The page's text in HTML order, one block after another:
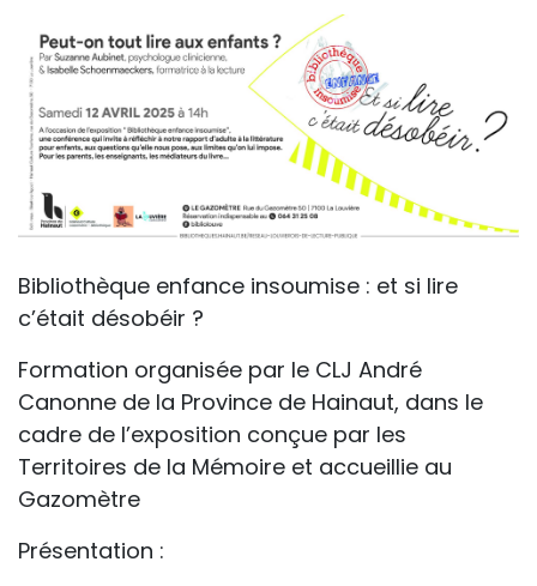
Bibliothèque enfance insoumise : et si lire
c’était désobéir ?
Formation organisée par le CLJ André
Canonne de la Province de Hainaut, dans le
cadre de l’exposition conçue par les
Territoires de la Mémoire et accueillie au
Gazomètre
Présentation :